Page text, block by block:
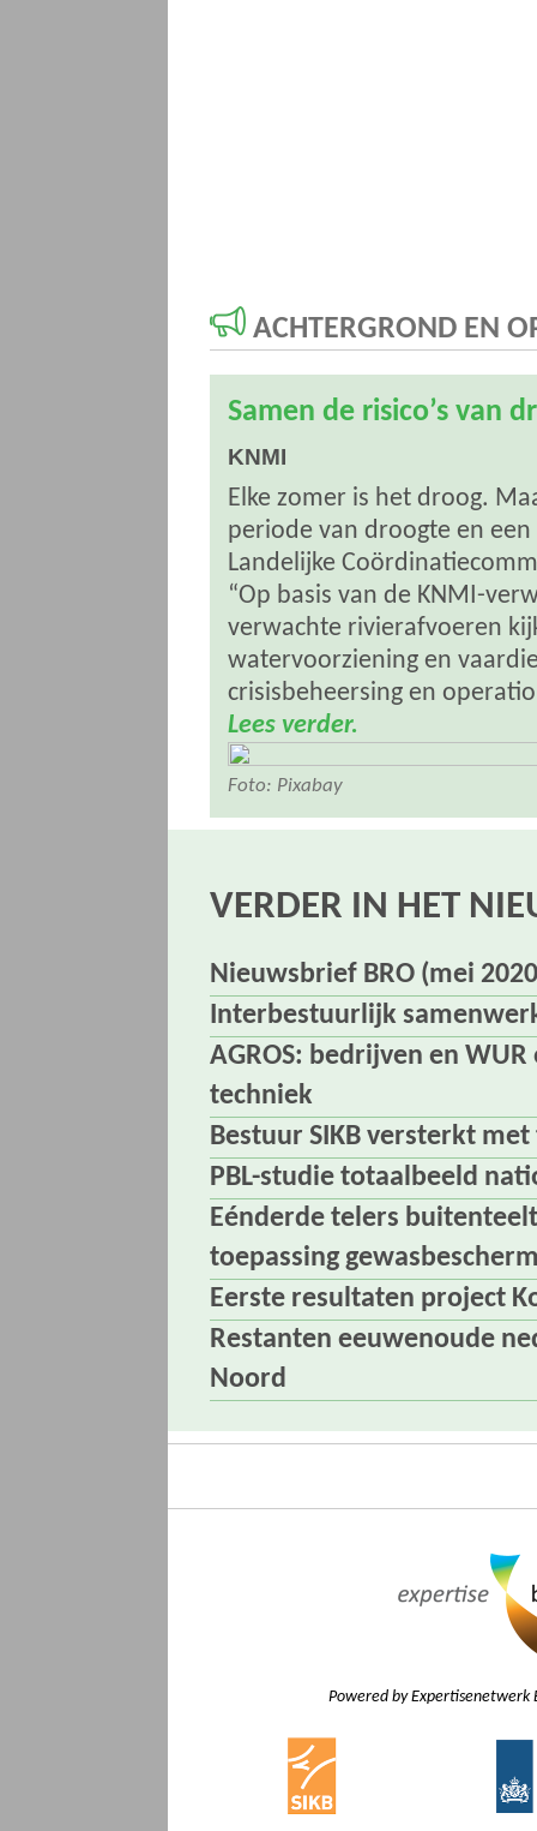
ACHTERGROND EN
Samen de risico’s van
KNMI
Elke zomer is het droog.
periode van droogte en
Landelijke
“Op basis van de KNMI-
verwachte rivierafvoeren
watervoorziening en
crisisbeheersing en
Lees verder.
Foto: Pixabay
VERDER IN HET
Nieuwsbrief BRO (mei
Interbestuurlijk
AGROS: bedrijven en
techniek
Bestuur SIKB versterkt
PBL-studie totaalbeeld
Eénderde telers
toepassing
Eerste resultaten project
Restanten eeuwenoude
Noord
Powered by Expertisenetwerk